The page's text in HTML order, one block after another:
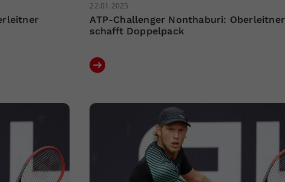
22.01.2025
ATP-Challenger Nonthaburi: Oberleitner
schafft Doppelpack